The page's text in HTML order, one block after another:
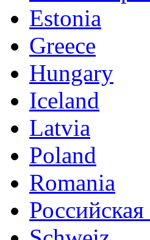
Estonia
Greece
Hungary
Iceland
Latvia
Poland
Romania